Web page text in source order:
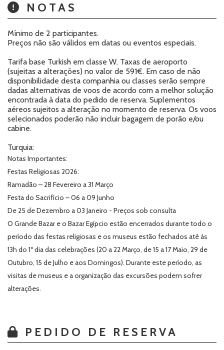
NOTAS
Mínimo de 2 participantes.
Preços não são válidos em datas ou eventos especiais.
Tarifa base Turkish em classe W. Taxas de aeroporto
(sujeitas a alterações) no valor de 591€. Em caso de não
disponibilidade desta companhia ou classes serão sempre
dadas alternativas de voos de acordo com a melhor solução
encontrada à data do pedido de reserva. Suplementos
aéreos sujeitos a alteração no momento de reserva. Os voos
selecionados poderão não incluir bagagem de porão e/ou
cabine.
Turquia:
Notas Importantes:
Festas Religiosas 2026:
Ramadão – 28 Fevereiro a 31 Março
Festa do Sacrifício – 06 a 09 Junho
De 25 de Dezembro a 03 Janeiro - Preços sob consulta
O Grande Bazar e o Bazar Egípcio estão encerrados durante todo o
período das festas religiosas e os museus estão fechados até às
13h do 1º dia das celebrações (20 a 22 Março, de 15 a 17 Maio, 29 de
Outubro, 15 de Julho e aos Domingos). Durante este período, as
visitas de museus e a organização das excursões podem sofrer
alterações.
PEDIDO DE RESERVA